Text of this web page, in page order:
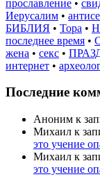
прославление •
Иерусалим •
БИБЛИЯ • Тора •
последнее время •
жена • секс •
интернет •
Последние
Аноним к
Михаил к
это учение
Михаил к
это учение